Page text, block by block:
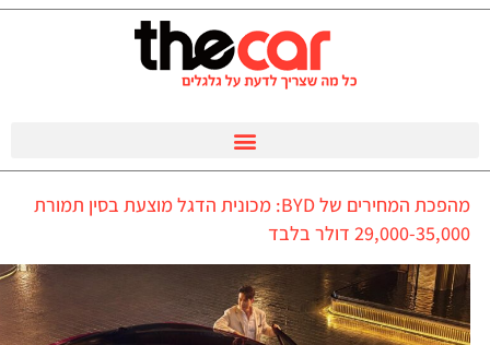
מהפכת המחירים של BYD: מכונית הדגל מוצעת בסין תמורת
29,000-35,000 דולר בלבד